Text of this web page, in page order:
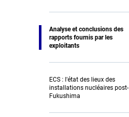
Analyse et conclusions des
rapports fournis par les
exploitants
ECS : l'état des lieux des
installations nucléaires post-
Fukushima